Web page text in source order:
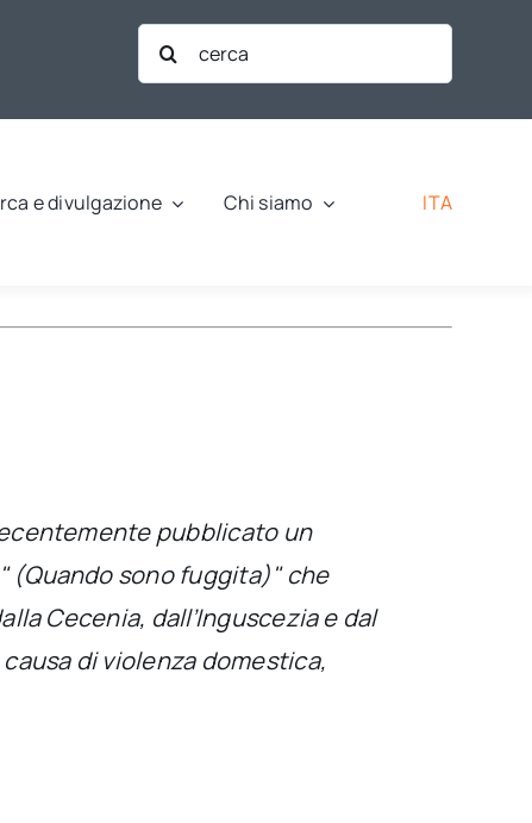
Cerca
per:
e divulgazione Chi siamo ITA
pubblicato un
(Quando sono fuggita)" che
Cecenia, dall’Inguscezia e dal
di violenza domestica,